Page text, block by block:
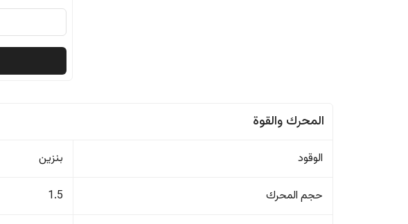
المحرك والقوة
الوقود بنزين
حجم المحرك 1.5